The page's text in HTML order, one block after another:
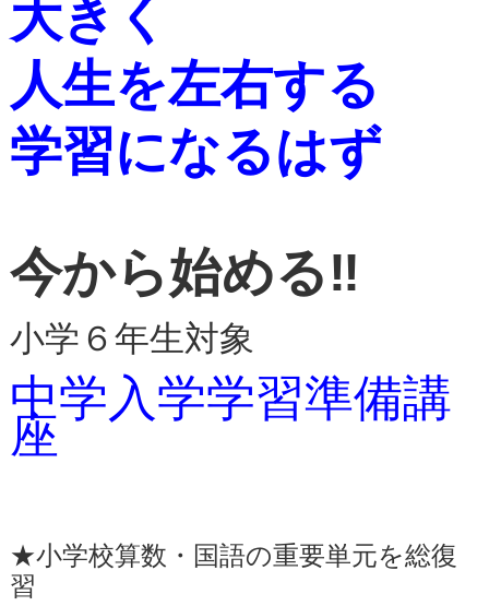
大きく
人生を左右する
学習になるはず
今から始める‼
小学６年生対象
中学入学学習準備講
座
★小学校算数・国語の重要単元を総復
習